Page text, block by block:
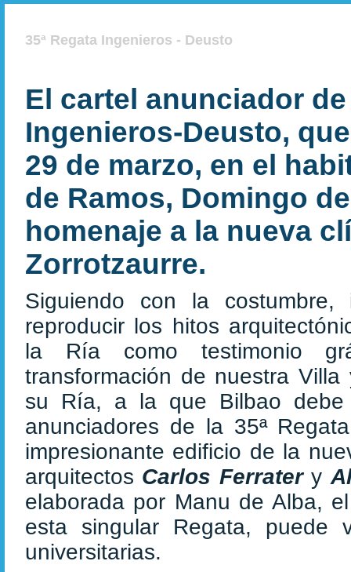
35ª Regata Ingenieros - Deusto
El cartel anunciador de
Ingenieros-Deusto,
29 de marzo, en el
de Ramos, Domingo
homenaje a la nueva
Zorrotzaurre.
Siguiendo con la
reproducir los hitos
la Ría como testimonio
transformación de nuestra
su Ría, a la que Bilbao
anunciadores de la 35ª
impresionante edificio de la
arquitectos Carlos Ferratery
elaborada por Manu de Alba,
esta singular Regata, puede
universitarias.